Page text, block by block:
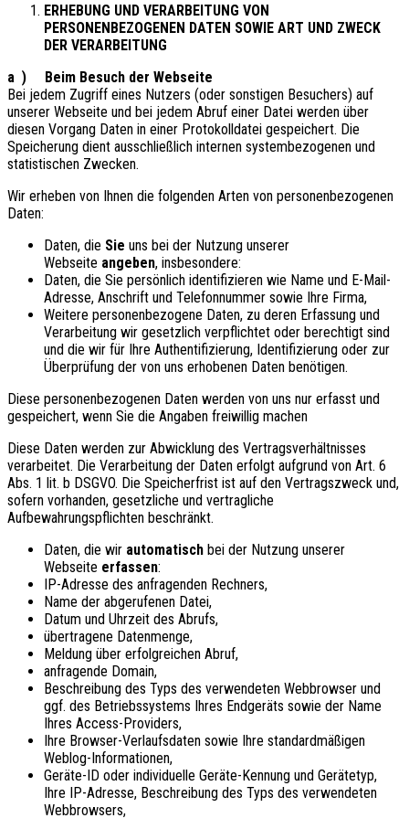
ERHEBUNG UND VERARBEITUNG VON
PERSONENBEZOGENEN DATEN SOWIE ART UND ZWECK
DER VERARBEITUNG
a ) Beim Besuch der Webseite
Bei jedem Zugriff eines Nutzers (oder sonstigen Besuchers) auf
unserer Webseite und bei jedem Abruf einer Datei werden über
diesen Vorgang Daten in einer Protokolldatei gespeichert. Die
Speicherung dient ausschließlich internen systembezogenen und
statistischen Zwecken.
Wir erheben von Ihnen die folgenden Arten von personenbezogenen
Daten:
Daten, die Sie uns bei der Nutzung unserer
Webseite angeben, insbesondere:
Daten, die Sie persönlich identifizieren wie Name und E-Mail-
Adresse, Anschrift und Telefonnummer sowie Ihre Firma,
Weitere personenbezogene Daten, zu deren Erfassung und
Verarbeitung wir gesetzlich verpflichtet oder berechtigt sind
und die wir für Ihre Authentifizierung, Identifizierung oder zur
Überprüfung der von uns erhobenen Daten benötigen.
Diese personenbezogenen Daten werden von uns nur erfasst und
gespeichert, wenn Sie die Angaben freiwillig machen
Diese Daten werden zur Abwicklung des Vertragsverhältnisses
verarbeitet. Die Verarbeitung der Daten erfolgt aufgrund von Art. 6
Abs. 1 lit. b DSGVO. Die Speicherfrist ist auf den Vertragszweck und,
sofern vorhanden, gesetzliche und vertragliche
Aufbewahrungspflichten beschränkt.
Daten, die wir automatisch bei der Nutzung unserer
Webseite erfassen:
IP-Adresse des anfragenden Rechners,
Name der abgerufenen Datei,
Datum und Uhrzeit des Abrufs,
übertragene Datenmenge,
Meldung über erfolgreichen Abruf,
anfragende Domain,
Beschreibung des Typs des verwendeten Webbrowser und
ggf. des Betriebssystems Ihres Endgeräts sowie der Name
Ihres Access-Providers,
Ihre Browser-Verlaufsdaten sowie Ihre standardmäßigen
Weblog-Informationen,
Geräte-ID oder individuelle Geräte-Kennung und Gerätetyp,
Ihre IP-Adresse, Beschreibung des Typs des verwendeten
Webbrowsers,